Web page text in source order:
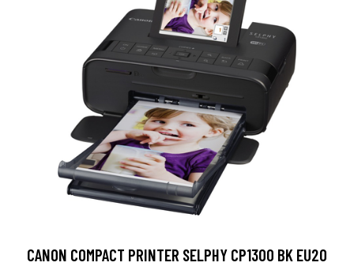
CANON COMPACT PRINTER SELPHY CP1300 BK EU20